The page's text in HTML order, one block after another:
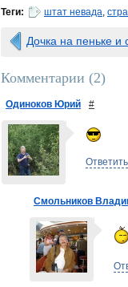
Теги: штат невада,
Дочка на пеньке
Комментарии (2)
Одиноков Юрий #
Ответить
Смольников